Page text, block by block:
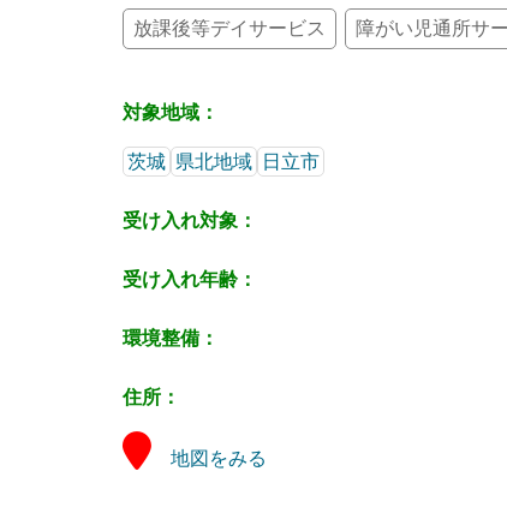
放課後等デイサービス 障がい児通所サ
対象地域：
茨城 県北地域 日立市
受け入れ対象：
受け入れ年齢：
環境整備：
住所：
地図をみる